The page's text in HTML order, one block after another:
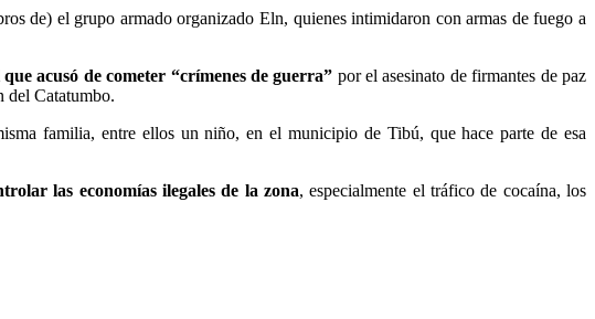
de) el grupo armado organizado Eln, quienes intimidaron con armas de fuego a
acusó de cometer “crímenes de guerra” por el asesinato de firmantes de paz
del Catatumbo.
familia, entre ellos un niño, en el municipio de Tibú, que hace parte de esa
las economías ilegales de la zona, especialmente el tráfico de cocaína, los